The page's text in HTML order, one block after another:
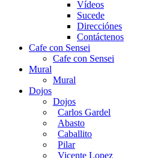
Vídeos
Sucede
Direcciónes
Contáctenos
Cafe con Sensei
Cafe con Sensei
Mural
Mural
Dojos
Dojos
Carlos Gardel
Abasto
Caballito
Pilar
Vicente Lopez